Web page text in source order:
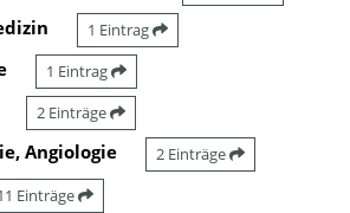
1 Eintrag
1 Eintrag
2 Einträge
Angiologie 2 Einträge
Einträge